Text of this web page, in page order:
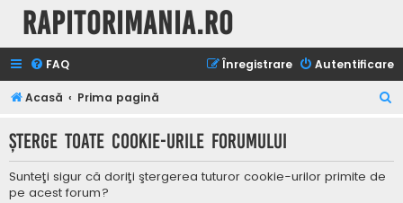
Rapitorimania.ro
FAQ Autentificare
Înregistrare
Acasă Prima pagină
t
Şterge toate cookie-urile forumului
Sunteţi sigur că doriţi ştergerea tuturor cookie-urilor primite de
pe acest forum?